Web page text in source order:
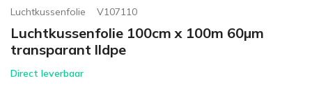
Luchtkussenfolie V107110
Luchtkussenfolie 100cm x 100m 60µm
transparant lldpe
Direct leverbaar